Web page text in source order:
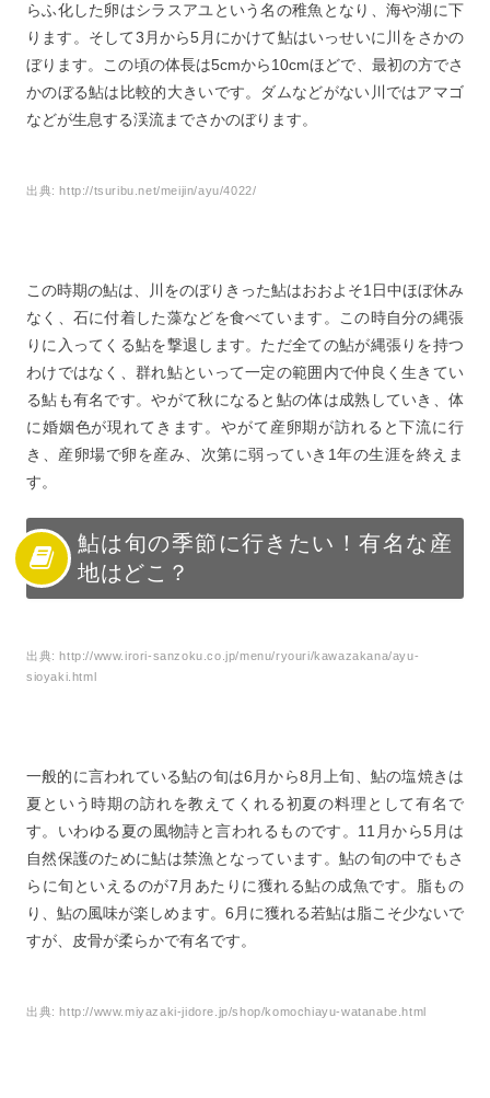
らふ化した卵はシラスアユという名の稚魚となり、海や湖に下
ります。そして3月から5月にかけて鮎はいっせいに川をさかの
ぼります。この頃の体長は5cmから10cmほどで、最初の方でさ
かのぼる鮎は比較的大きいです。ダムなどがない川ではアマゴ
などが生息する渓流までさかのぼります。
出典:http://tsuribu.net/meijin/ayu/4022/
この時期の鮎は、川をのぼりきった鮎はおおよそ1日中ほぼ休み
なく、石に付着した藻などを食べています。この時自分の縄張
りに入ってくる鮎を撃退します。ただ全ての鮎が縄張りを持つ
わけではなく、群れ鮎といって一定の範囲内で仲良く生きてい
る鮎も有名です。やがて秋になると鮎の体は成熟していき、体
に婚姻色が現れてきます。やがて産卵期が訪れると下流に行
き、産卵場で卵を産み、次第に弱っていき1年の生涯を終えま
す。
鮎は旬の季節に行きたい！有名な産
地はどこ？
出典:http://www.irori-sanzoku.co.jp/menu/ryouri/kawazakana/ayu-
sioyaki.html
一般的に言われている鮎の旬は6月から8月上旬、鮎の塩焼きは
夏という時期の訪れを教えてくれる初夏の料理として有名で
す。いわゆる夏の風物詩と言われるものです。11月から5月は
自然保護のために鮎は禁漁となっています。鮎の旬の中でもさ
らに旬といえるのが7月あたりに獲れる鮎の成魚です。脂もの
り、鮎の風味が楽しめます。6月に獲れる若鮎は脂こそ少ないで
すが、皮骨が柔らかで有名です。
出典:http://www.miyazaki-jidore.jp/shop/komochiayu-watanabe.html